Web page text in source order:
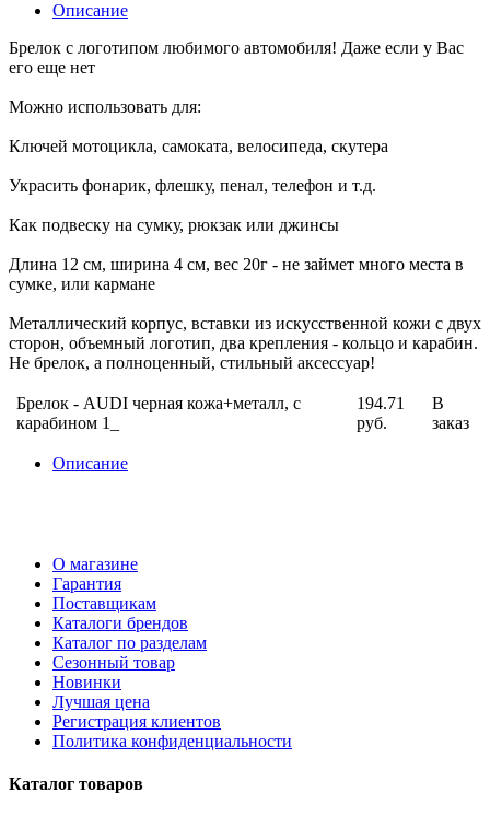
Описание
Брелок с логотипом любимого автомобиля! Даже если у Вас
его еще нет
Можно использовать для:
Ключей мотоцикла, самоката, велосипеда, скутера
Украсить фонарик, флешку, пенал, телефон и т.д.
Как подвеску на сумку, рюкзак или джинсы
Длина 12 см, ширина 4 см, вес 20г - не займет много места в
сумке, или кармане
Металлический корпус, вставки из искусственной кожи с двух
сторон, объемный логотип, два крепления - кольцо и карабин.
Не брелок, а полноценный, стильный аксессуар!
Брелок - AUDI черная кожа+металл, с
карабином 1_
194.71
руб.
В
заказ
Описание
О магазине
Гарантия
Поставщикам
Каталоги брендов
Каталог по разделам
Сезонный товар
Новинки
Лучшая цена
Регистрация клиентов
Политика конфиденциальности
Каталог товаров